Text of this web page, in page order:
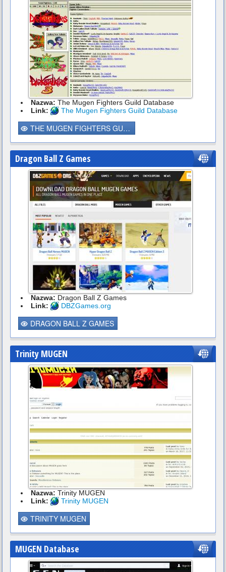
Nazwa: The Mugen Fighters Guild Database
Link:
The Mugen Fighters Guild Database
THE MUGEN FIGHTERS GUILD DATABASE
Dragon Ball Z Games
Nazwa: Dragon Ball Z Games
Link:
DBZGames.org
DRAGON BALL Z GAMES
Trinity MUGEN
Nazwa: Trinity MUGEN
Link:
Trinity MUGEN
TRINITY MUGEN
MUGEN Database